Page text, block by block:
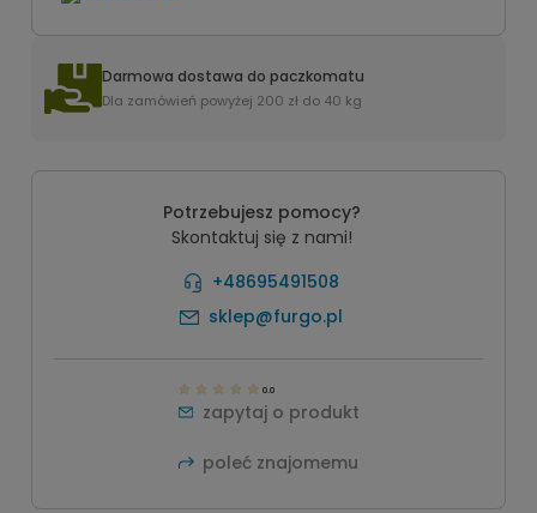
Darmowa dostawa do paczkomatu
Dla zamówień powyżej 200 zł do 40 kg
Potrzebujesz pomocy?
Skontaktuj się z nami!
+48695491508
sklep@furgo.pl
0.0
zapytaj o produkt
poleć znajomemu